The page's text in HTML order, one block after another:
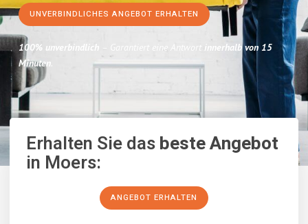
UNVERBINDLICHES ANGEBOT ERHALTEN
100% unverbindlich – Garantiert eine Antwort innerhalb von 15
Minuten.
Erhalten Sie dasbeste Angebot
in Moers:
ANGEBOT ERHALTEN